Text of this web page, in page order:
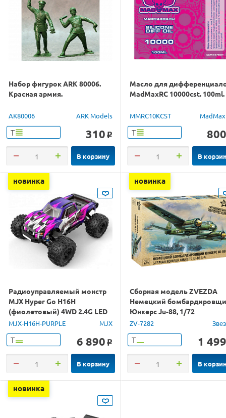
Набор фигурок ARK 80006.
Красная армия.
AK80006 ARK Models
Т 310 o
В корзину
Масло для
MadMaxRC 10000cst. 100ml.
MMRC10KCST
Т 800
В
новинка
Радиоуправляемый монстр
MJX Hyper Go H16H
(фиолетовый) 4WD 2.4G LED
GPS 1/16 RTR
MJX-H16H-PURPLE MJX
Т 6 890 o
В корзину
новинка
Сборная модель ZVEZDA
Немецкий
Юнкерс Ju-88, 1/72
ZV-7282
Т 1 499
В
новинка